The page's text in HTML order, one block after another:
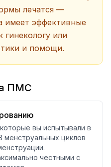
лечатся —
имеет эффективные
гинекологу или
и помощи.
ПМС
вы испытывали в
менструальных циклов
честными с